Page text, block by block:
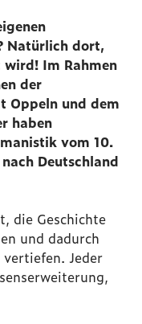
Natürlich dort,
Im Rahmen
der
Oppeln und dem
haben
vom 10.
Deutschland
die Geschichte
und dadurch
Jeder